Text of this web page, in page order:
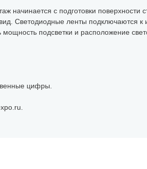
начинается с подготовки поверхности
Светодиодные ленты подключаются к
подсветки и расположение
цифры.